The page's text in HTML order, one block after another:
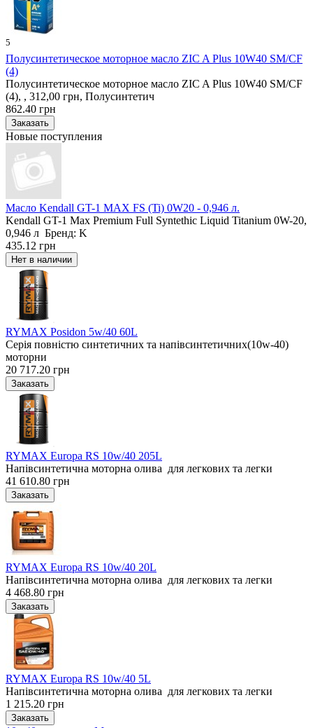
5
Полусинтетическое моторное масло ZIC A Plus 10W40 SM/CF
(4)
Полусинтетическое моторное масло ZIC A Plus 10W40 SM/CF
(4), , 312,00 грн, Полусинтетич
862.40 грн
Новые поступления
Масло Kendall GT-1 MAX FS (Ti) 0W20 - 0,946 л.
Kendall GT-1 Max Premium Full Syntethic Liquid Titanium 0W-20,
0,946 л Бренд: K
435.12 грн
RYMAX Posidon 5w/40 60L
Серія повністю синтетичних та напівсинтетичних(10w-40)
моторни
20 717.20 грн
RYMAX Europa RS 10w/40 205L
Напівсинтетична моторна олива для легкових та легки
41 610.80 грн
RYMAX Europa RS 10w/40 20L
Напівсинтетична моторна олива для легкових та легки
4 468.80 грн
RYMAX Europa RS 10w/40 5L
Напівсинтетична моторна олива для легкових та легки
1 215.20 грн